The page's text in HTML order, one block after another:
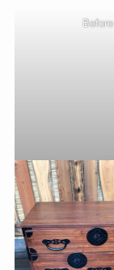
Before